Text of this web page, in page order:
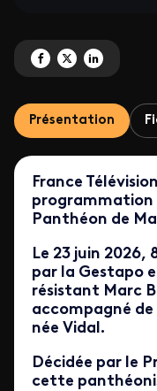
Partagez 'Marc Bloch, au
Partagez 'Marc
Partagez 'Marc
Présentation
France
programmation
Panthéon de
Le 23 juin 2026,
par la Gestapo
résistant Marc
accompagné de
née Vidal.
Décidée par le
cette